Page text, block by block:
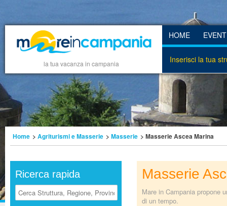
la tua vacanza in campania
HOME
Inserisci la tua
Home > Agriturismi e Masserie > Masserie > Masserie Ascea Marina
Ricerca rapida Masserie
Mare in Campania propone
di un tempo.